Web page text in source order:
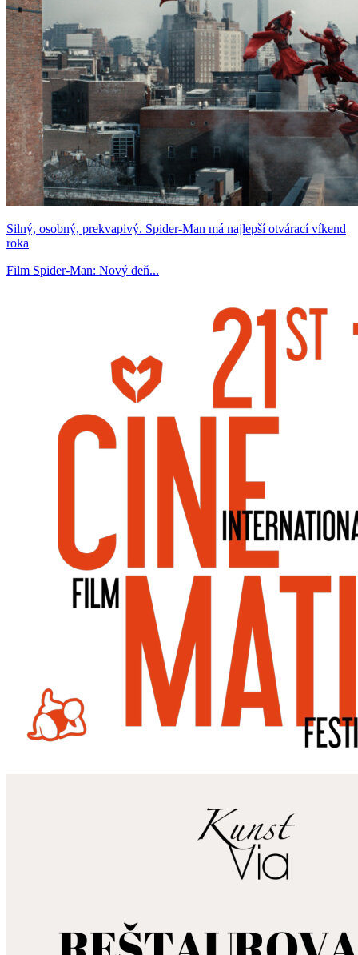
Silný, osobný, prekvapivý. Spider-Man má najlepší otvárací víkend
roka
Film Spider-Man: Nový deň...